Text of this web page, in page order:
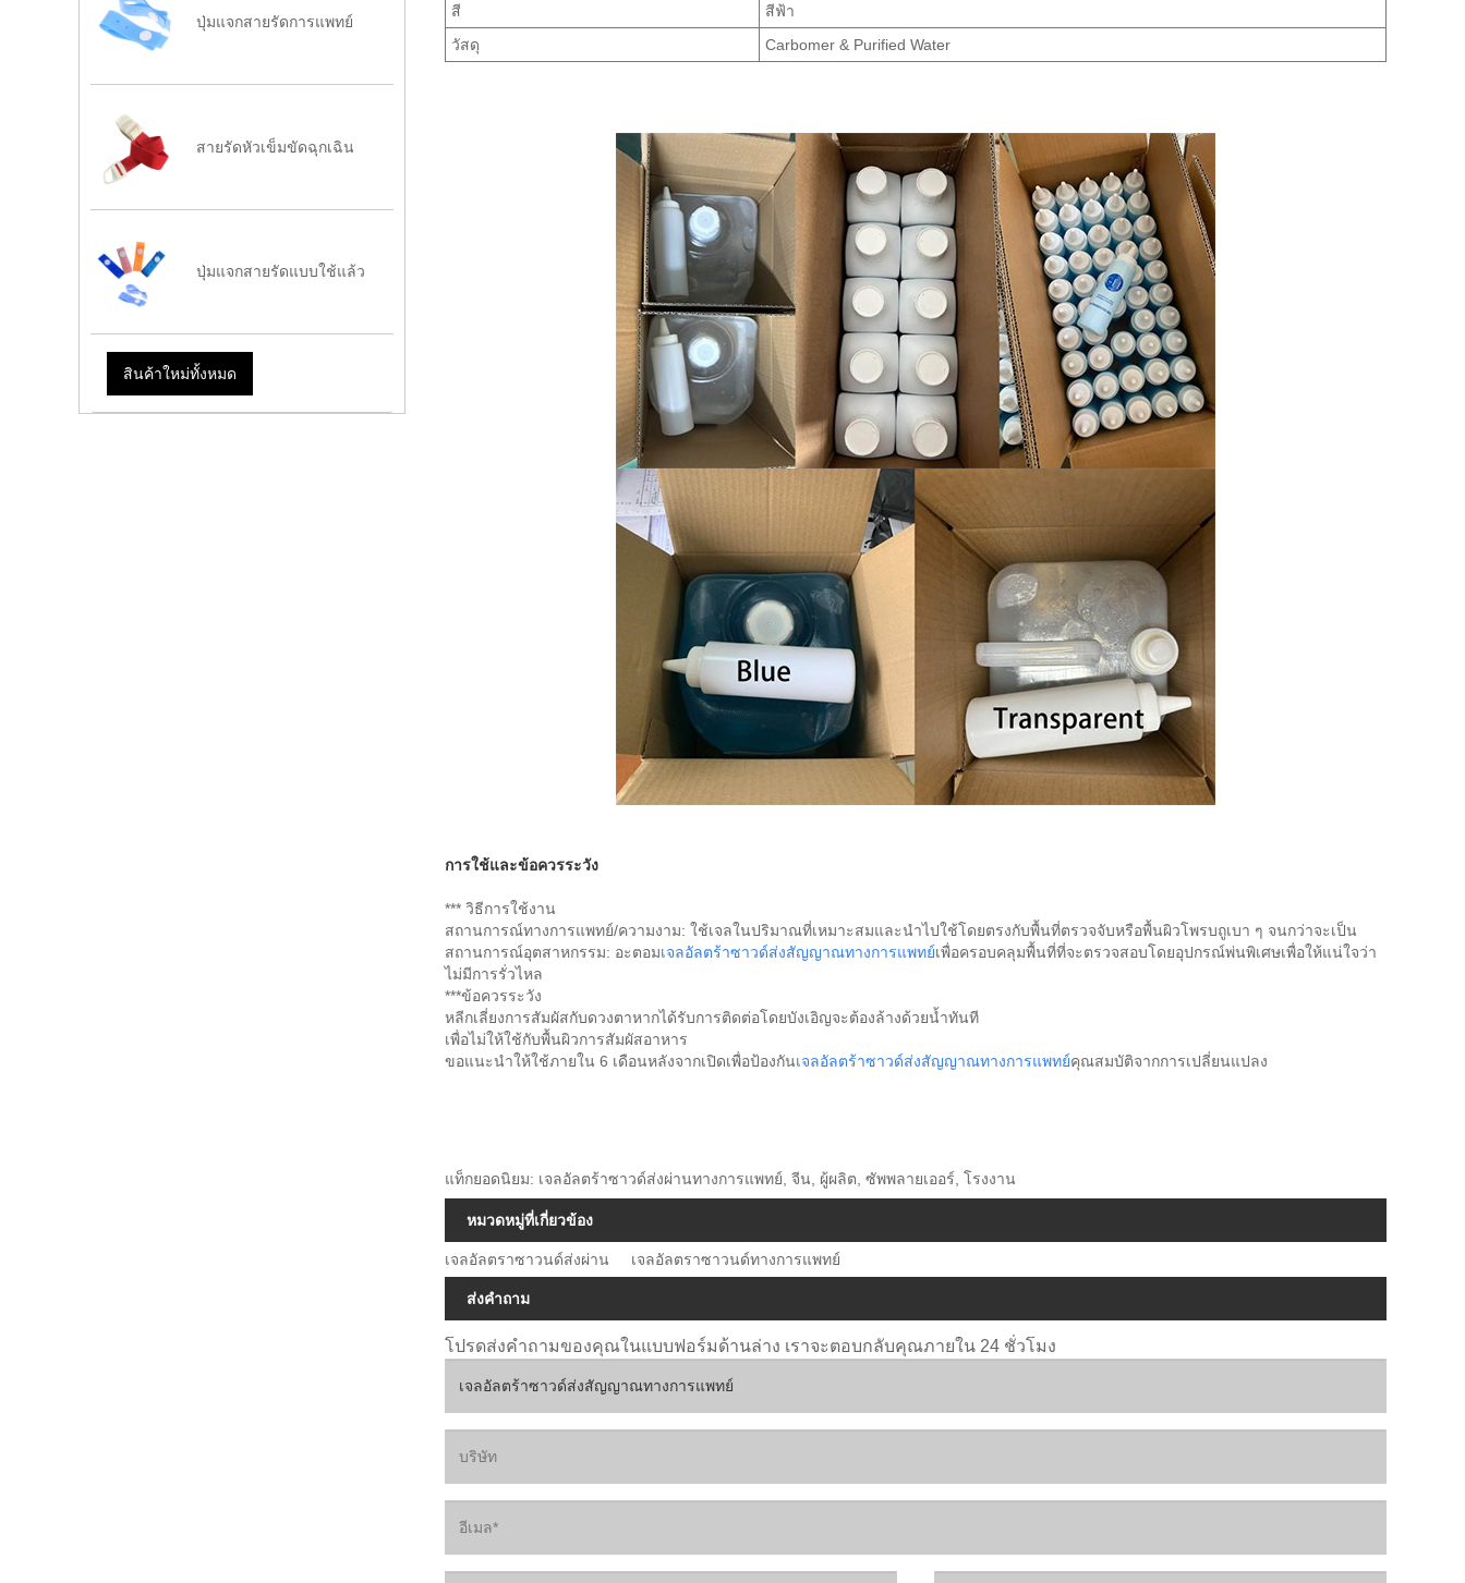
ปุ่มแจกสายรัดการแพทย์
สายรัดหัวเข็มขัดฉุกเฉิน
ปุ่มแจกสายรัดแบบใช้แล้ว
สินค้าใหม่ทั้งหมด
สี
สีฟ้า
วัสดุ
Carbomer & Purified Water
การใช้และข้อควรระวัง
*** วิธีการใช้งาน
สถานการณ์ทางการแพทย์/ความงาม: ใช้เจลในปริมาณที่เหมาะสมและนำไปใช้โดยตรงกับพื้นที่ตรวจจับหรือพื้นผิวโพรบถูเบา ๆ จนกว่าจะเป็น
สถานการณ์อุตสาหกรรม: อะตอมเจลอัลตร้าซาวด์ส่งสัญญาณทางการแพทย์เพื่อครอบคลุมพื้นที่ที่จะตรวจสอบโดยอุปกรณ์พ่นพิเศษเพื่อให้แน่ใจว่า
ไม่มีการรั่วไหล
***ข้อควรระวัง
หลีกเลี่ยงการสัมผัสกับดวงตาหากได้รับการติดต่อโดยบังเอิญจะต้องล้างด้วยน้ำทันที
เพื่อไม่ให้ใช้กับพื้นผิวการสัมผัสอาหาร
ขอแนะนำให้ใช้ภายใน 6 เดือนหลังจากเปิดเพื่อป้องกันเจลอัลตร้าซาวด์ส่งสัญญาณทางการแพทย์คุณสมบัติจากการเปลี่ยนแปลง
แท็กยอดนิยม: เจลอัลตร้าซาวด์ส่งผ่านทางการแพทย์, จีน, ผู้ผลิต, ซัพพลายเออร์, โรงงาน
หมวดหมู่ที่เกี่ยวข้อง
เจลอัลตราซาวนด์ส่งผ่าน เจลอัลตราซาวนด์ทางการแพทย์
ส่งคำถาม
โปรดส่งคำถามของคุณในแบบฟอร์มด้านล่าง เราจะตอบกลับคุณภายใน 24 ชั่วโมง